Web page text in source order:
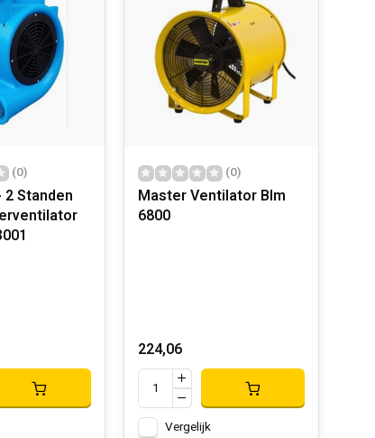
(0)
2 Standen
(0)
Master Ventilator Blm
6800
224,06
Vergelijk